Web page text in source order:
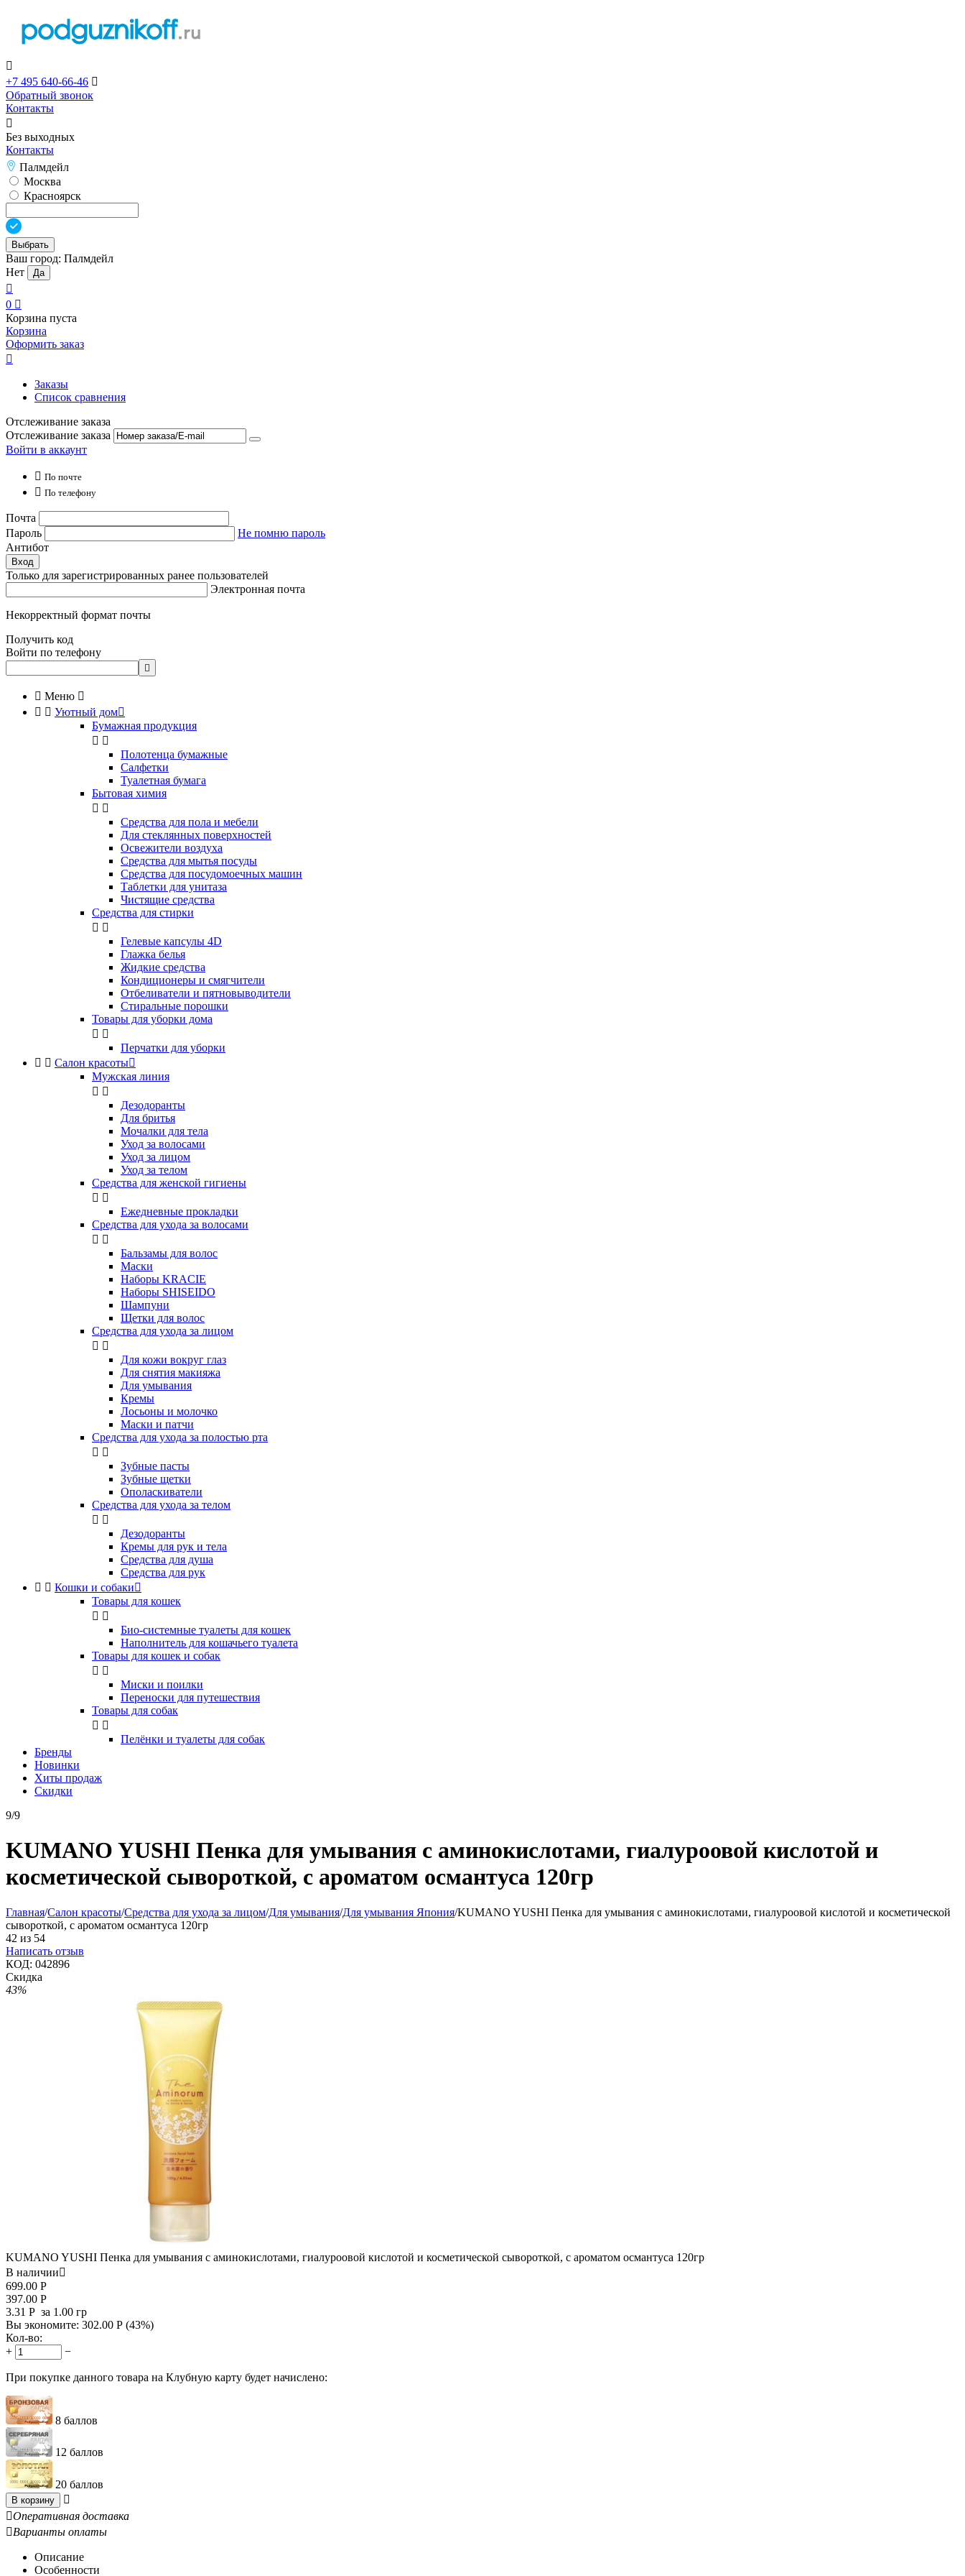

+7 495 640-66-46 
Обратный звонок
Контакты

Без выходных
Контакты
Палмдейл
Москва
Красноярск
Выбрать
Ваш город: Палмдейл
Нет
Да

0 
Корзина пуста
Корзина
Оформить заказ

Заказы
Список сравнения
Отслеживание заказа
Отслеживание заказа
Войти в аккаунт
 По почте
 По телефону
Почта
Пароль
Не помню пароль
Антибот
Вход
Только для зарегистрированных ранее пользователей
Электронная почта
Некорректный формат почты
Получить код
Войти по телефону

 Меню 
  Уютный дом
Бумажная продукция
 
Полотенца бумажные
Салфетки
Туалетная бумага
Бытовая химия
 
Cредства для пола и мебели
Для стеклянных поверхностей
Освежители воздуха
Средства для мытья посуды
Средства для посудомоечных машин
Таблетки для унитаза
Чистящие средства
Средства для стирки
 
Гелевые капсулы 4D
Глажка белья
Жидкие средства
Кондиционеры и смягчители
Отбеливатели и пятновыводители
Стиральные порошки
Товары для уборки дома
 
Перчатки для уборки
  Салон красоты
Мужская линия
 
Дезодоранты
Для бритья
Мочалки для тела
Уход за волосами
Уход за лицом
Уход за телом
Средства для женской гигиены
 
Ежедневные прокладки
Средства для ухода за волосами
 
Бальзамы для волос
Маски
Наборы KRACIE
Наборы SHISEIDO
Шампуни
Щетки для волос
Средства для ухода за лицом
 
Для кожи вокруг глаз
Для снятия макияжа
Для умывания
Кремы
Лосьоны и молочко
Маски и патчи
Средства для ухода за полостью рта
 
Зубные пасты
Зубные щетки
Ополаскиватели
Средства для ухода за телом
 
Дезодоранты
Кремы для рук и тела
Средства для душа
Средства для рук
  Кошки и собаки
Товары для кошек
 
Био-системные туалеты для кошек
Наполнитель для кошачьего туалета
Товары для кошек и собак
 
Миски и поилки
Переноски для путешествия
Товары для собак
 
Пелёнки и туалеты для собак
Бренды
Новинки
Хиты продаж
Скидки
9/9
KUMANO YUSHI Пенка для умывания с аминокислотами, гиалуроовой кислотой и
косметической сывороткой, с ароматом османтуса 120гр
Главная/Салон красоты/Средства для ухода за лицом/Для умывания/Для умывания Япония/KUMANO YUSHI Пенка для умывания с аминокислотами, гиалуроовой кислотой и косметической
сывороткой, с ароматом османтуса 120гр
42 из 54
Написать отзыв
КОД: 042896
Скидка
43%
KUMANO YUSHI Пенка для умывания с аминокислотами, гиалуроовой кислотой и косметической сывороткой, с ароматом османтуса 120гр
В наличии
699.00 Р
397.00 Р
3.31 Р за 1.00 гр
Вы экономите: 302.00 Р (43%)
Кол-во:
+
−
При покупке данного товара на Клубную карту будет начислено:
8 баллов
12 баллов
20 баллов
В корзину

Оперативная доставка
Варианты оплаты
Описание
Особенности